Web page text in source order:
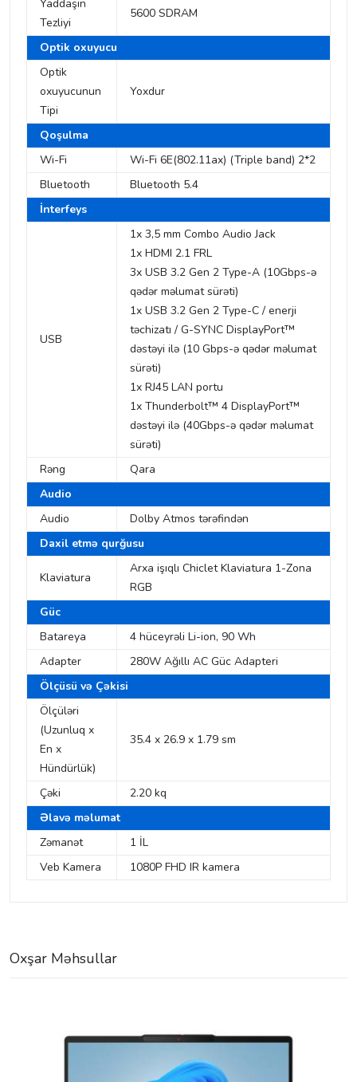
Yaddaşın
Tezliyi
5600 SDRAM
Optik oxuyucu
Optik
oxuyucunun
Tipi
Yoxdur
Qoşulma
Wi-Fi
Wi-Fi 6E(802.11ax) (Triple band) 2*2
Bluetooth
Bluetooth 5.4
İnterfeys
USB
1x 3,5 mm Combo Audio Jack
1x HDMI 2.1 FRL
3x USB 3.2 Gen 2 Type-A (10Gbps-ə
qədər məlumat sürəti)
1x USB 3.2 Gen 2 Type-C / enerji
təchizatı / G-SYNC DisplayPort™
dəstəyi ilə (10 Gbps-ə qədər məlumat
sürəti)
1x RJ45 LAN portu
1x Thunderbolt™ 4 DisplayPort™
dəstəyi ilə (40Gbps-ə qədər məlumat
sürəti)
Rəng
Qara
Audio
Audio
Dolby Atmos tərəfindən
Daxil etmə qurğusu
Klaviatura
Arxa işıqlı Chiclet Klaviatura 1-Zona
RGB
Güc
Batareya
4 hüceyrəli Li-ion, 90 Wh
Adapter
280W Ağıllı AC Güc Adapteri
Ölçüsü və Çəkisi
Ölçüləri
(Uzunluq x
En x
Hündürlük)
35.4 x 26.9 x 1.79 sm
Çəki
2.20 kq
Əlavə məlumat
Zəmanət
1 İL
Veb Kamera
1080P FHD IR kamera
Oxşar Məhsullar